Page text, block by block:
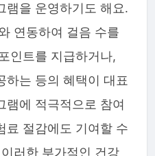
램을 운영하기도 해요.
연동하여 걸음 수를
인트를 지급하거나,
하는 등의 혜택이 대표
램에 적극적으로 참여
료 절감에도 기여할 수
러한 부가적인 건강